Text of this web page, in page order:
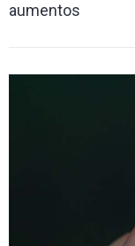
aumentos